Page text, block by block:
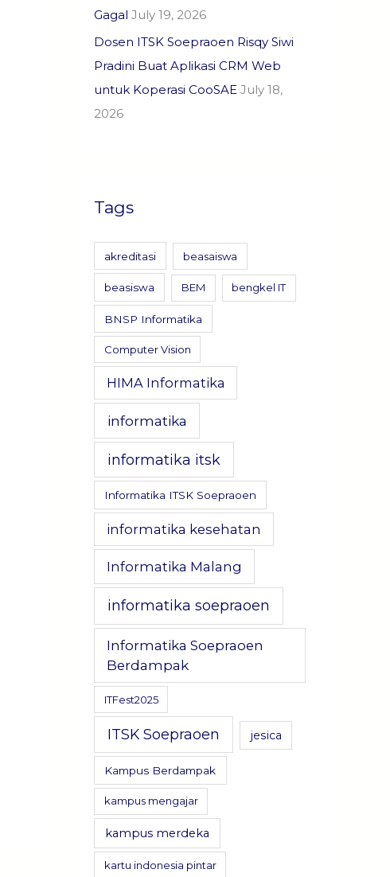
Gagal July 19, 2026
Dosen ITSK Soepraoen Risqy Siwi
Pradini Buat Aplikasi CRM Web
untuk Koperasi CooSAE July 18,
2026
Tags
akreditasi beasaiswa
beasiswa BEM bengkel IT
BNSP Informatika
Computer Vision
HIMA Informatika
informatika
informatika itsk
Informatika ITSK Soepraoen
informatika kesehatan
Informatika Malang
informatika soepraoen
Informatika Soepraoen
Berdampak
ITFest2025
ITSK Soepraoen jesica
Kampus Berdampak
kampus mengajar
kampus merdeka
kartu indonesia pintar